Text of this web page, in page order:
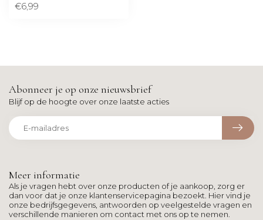
€6,99
Meer informatie
Als je vragen hebt over onze producten of je aankoop, zorg er
dan voor dat je onze klantenservicepagina bezoekt. Hier vind je
onze bedrijfsgegevens, antwoorden op veelgestelde vragen en
verschillende manieren om contact met ons op te nemen.
Abonneer je op onze nieuwsbrief
Blijf op de hoogte over onze laatste acties